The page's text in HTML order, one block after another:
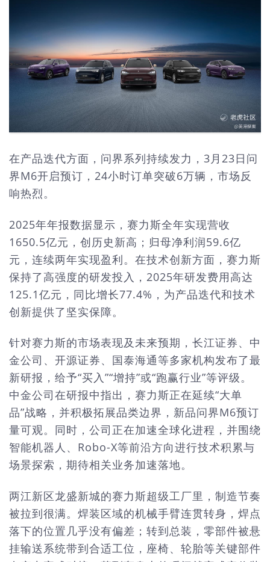
在产品迭代方面，问界系列持续发力，3月23日问
界M6开启预订，24小时订单突破6万辆，市场反
响热烈。
2025年年报数据显示，赛力斯全年实现营收
1650.5亿元，创历史新高；归母净利润59.6亿
元，连续两年实现盈利。在技术创新方面，赛力斯
保持了高强度的研发投入，2025年研发费用高达
125.1亿元，同比增长77.4%，为产品迭代和技术
创新提供了坚实保障。
针对赛力斯的市场表现及未来预期，长江证券、中
金公司、开源证券、国泰海通等多家机构发布了最
新研报，给予“买入”“增持”或“跑赢行业”等评级。
中金公司在研报中指出，赛力斯正在延续“大单
品”战略，并积极拓展品类边界，新品问界M6预订
量可观。同时，公司正在加速全球化进程，并围绕
智能机器人、Robo-X等前沿方向进行技术积累与
场景探索，期待相关业务加速落地。
两江新区龙盛新城的赛力斯超级工厂里，制造节奏
被拉到很满。焊装区域的机械手臂连贯转身，焊点
落下的位置几乎没有偏差；转到总装，零部件被悬
挂输送系统带到合适工位，座椅、轮胎等关键部件